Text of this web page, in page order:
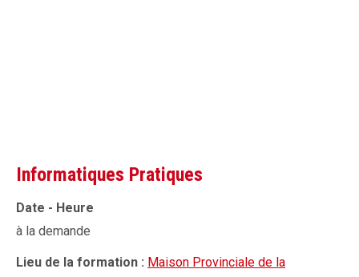
Informatiques Pratiques
Date - Heure
à la demande
Lieu de la formation : Maison Provinciale de la